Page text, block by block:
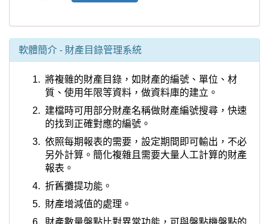
另外計算。簡化複雜且需要大量人工計算的財產
報表。
折舊攤提功能。
財產增減值的處理。
財產數量盤點比對異常功能，可與盤點機盤點的
結果進行比對。
系統含不分類搜尋，迅速找到各財物的存放位
置、保管人、保管單位與相關的資訊。
本軟體可將財產目錄轉出符合上傳教育部的
EXCEL檔案格式。
本軟體可線上檢查是否有更新版本，並建議是否
需要更新下載；可直接按鈕下載，不需要繁複的
操作。